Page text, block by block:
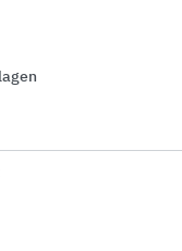
auf kritischen
und Terrassen,
Sortiment von rund
aufteilen lässt: